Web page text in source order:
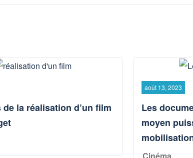
la réalisation d’un film
août 13, 2023
Les
moyen